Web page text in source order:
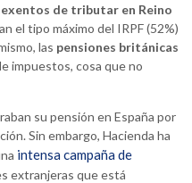
exentos de tributar en Reino
el tipo máximo del IRPF (52%)
las pensiones británicas
impuestos, cosa que no
su pensión en España por
Sin embargo, Hacienda ha
intensa campaña de
extranjeras que está